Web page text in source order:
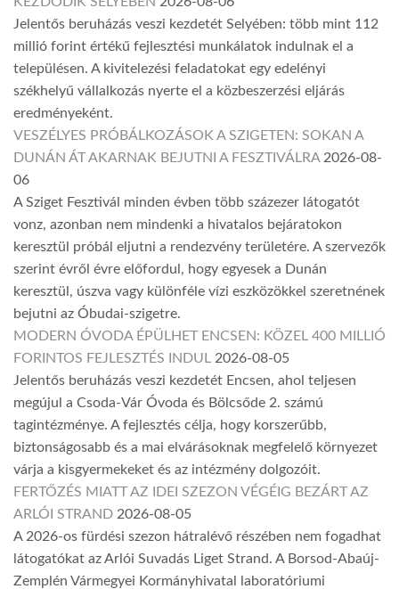
Jelentős beruházás veszi kezdetét Selyében: több mint 112
millió forint értékű fejlesztési munkálatok indulnak el a
településen. A kivitelezési feladatokat egy edelényi
székhelyű vállalkozás nyerte el a közbeszerzési eljárás
eredményeként.
VESZÉLYES PRÓBÁLKOZÁSOK A SZIGETEN: SOKAN A
DUNÁN ÁT AKARNAK BEJUTNI A FESZTIVÁLRA 2026-08-
06
A Sziget Fesztivál minden évben több százezer látogatót
vonz, azonban nem mindenki a hivatalos bejáratokon
keresztül próbál eljutni a rendezvény területére. A szervezők
szerint évről évre előfordul, hogy egyesek a Dunán
keresztül, úszva vagy különféle vízi eszközökkel szeretnének
bejutni az Óbudai-szigetre.
MODERN ÓVODA ÉPÜLHET ENCSEN: KÖZEL 400 MILLIÓ
FORINTOS FEJLESZTÉS INDUL 2026-08-05
Jelentős beruházás veszi kezdetét Encsen, ahol teljesen
megújul a Csoda-Vár Óvoda és Bölcsőde 2. számú
tagintézménye. A fejlesztés célja, hogy korszerűbb,
biztonságosabb és a mai elvárásoknak megfelelő környezet
várja a kisgyermekeket és az intézmény dolgozóit.
FERTŐZÉS MIATT AZ IDEI SZEZON VÉGÉIG BEZÁRT AZ
ARLÓI STRAND 2026-08-05
A 2026-os fürdési szezon hátralévő részében nem fogadhat
látogatókat az Arlói Suvadás Liget Strand. A Borsod-Abaúj-
Zemplén Vármegyei Kormányhivatal laboratóriumi